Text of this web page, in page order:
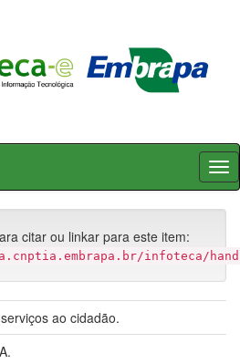
citar ou linkar para este item:
infoteca/
ao cidadão.